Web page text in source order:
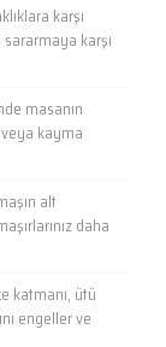
karşı
karşı
masanın
kayma
alt
daha
katmanı, ütü
engeller ve